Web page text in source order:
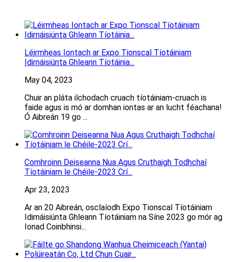
Léirmheas Iontach ar Expo Tionscal Tíotáiniam
Idirnáisiúnta Ghleann Tíotáinia...
May 04, 2023
Chuir an pláta ilchodach cruach tíotáiniam-cruach is
faide agus is mó ar domhan iontas ar an lucht féachana!
Ó Aibreán 19 go ...
Comhroinn Deiseanna Nua Agus Cruthaigh Todhchaí
Tíotáiniam le Chéile-2023 Crí...
Apr 23, 2023
Ar an 20 Aibreán, osclaíodh Expo Tionscal Tíotáiniam
Idirnáisiúnta Ghleann Tíotáiniam na Síne 2023 go mór ag
Ionad Coinbhinsi...